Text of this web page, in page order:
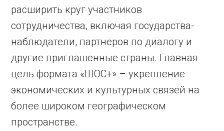
расширить круг участников
сотрудничества, включая государства-
наблюдатели, партнёров по диалогу и
другие приглашённые страны. Главная
цель формата «ШОС+» – укрепление
экономических и культурных связей на
более широком географическом
пространстве.